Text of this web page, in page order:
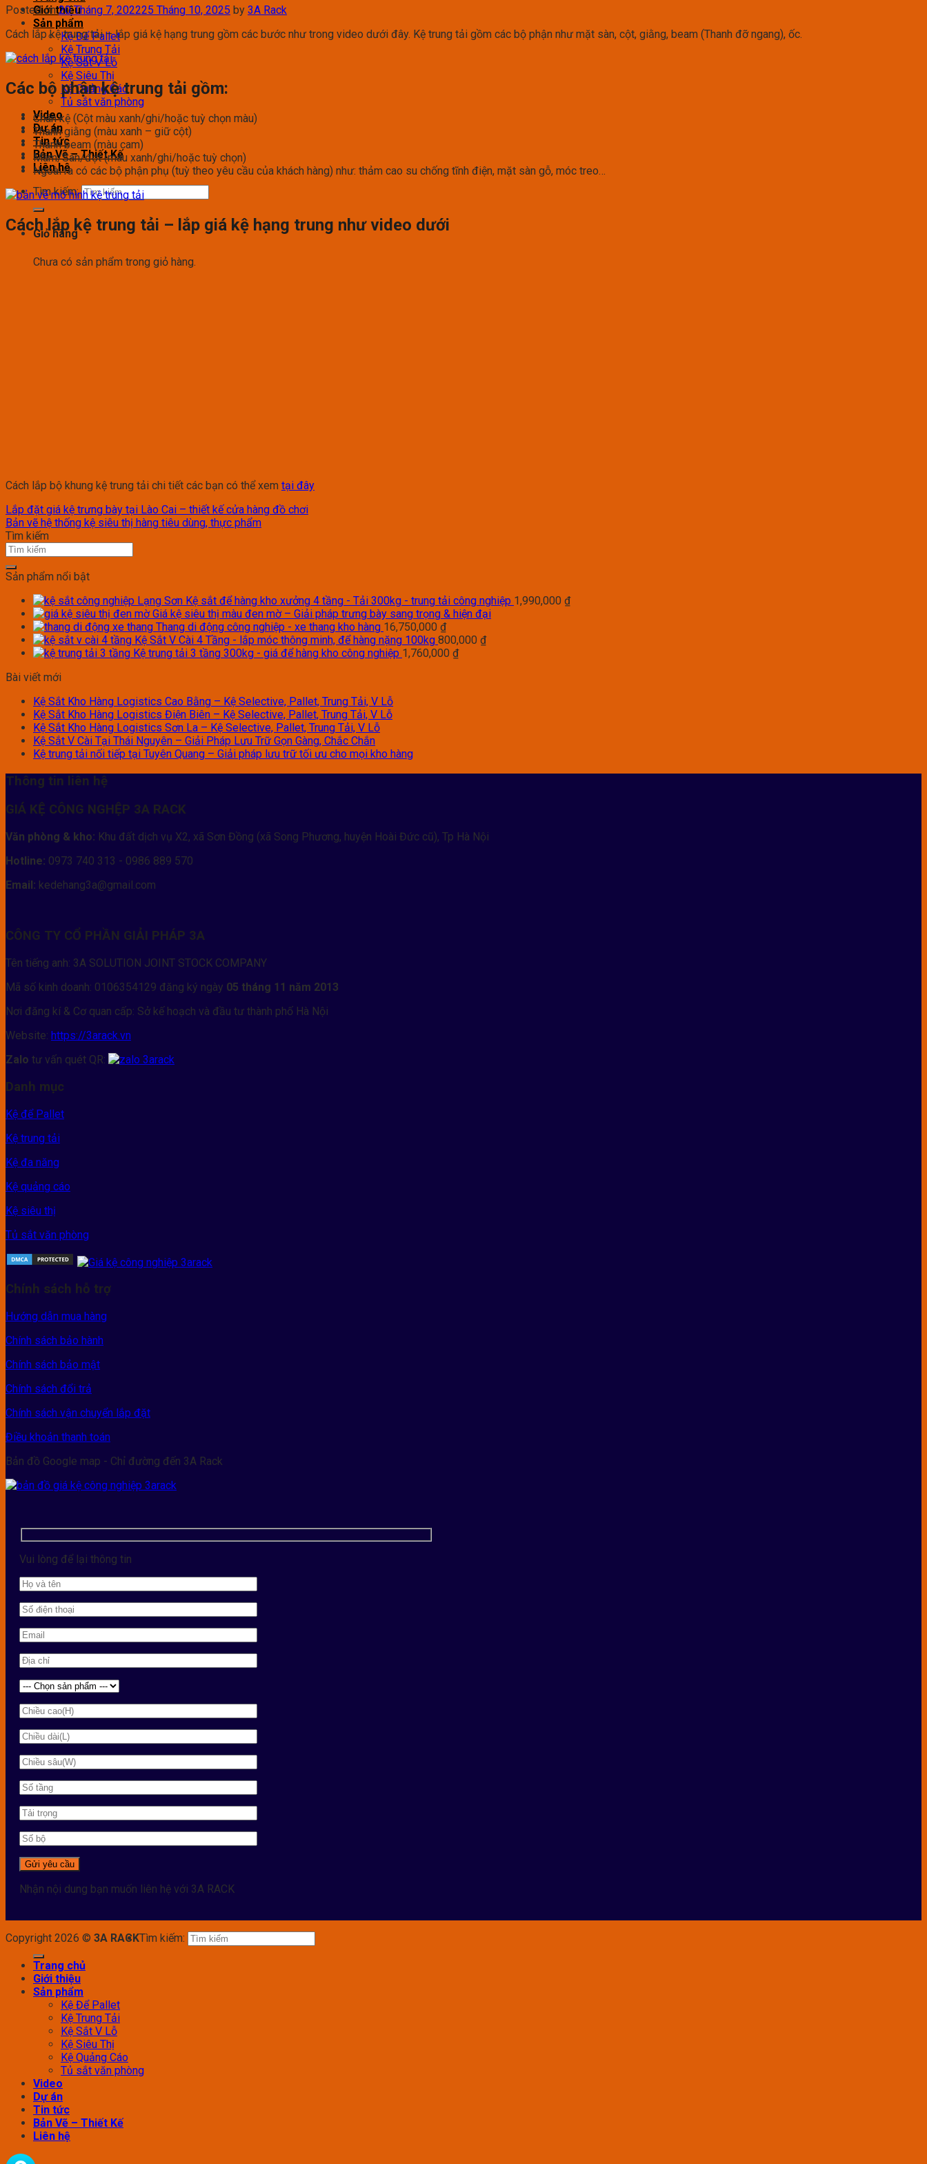
Giới thiệu
Sản phẩm
Kệ Để Pallet
Kệ Trung Tải
Kệ Sắt V Lỗ
Kệ Siêu Thị
Kệ Quảng Cáo
Tủ sắt văn phòng
Video
Dự án
Tin tức
Bản Vẽ – Thiết Kế
Liên hệ
Tìm kiếm:
Giỏ hàng
Chưa có sản phẩm trong giỏ hàng.
Posted on20 Tháng 7, 202225 Tháng 10, 2025 by 3A Rack
Cách lắp kệ trung tải – lắp giá kệ hạng trung gồm các bước như trong video dưới đây. Kệ trung tải gồm các bộ phận như mặt sàn, cột, giằng, beam (Thanh đỡ ngang), ốc.
Các bộ phận kệ trung tải gồm:
Chân kệ (Cột màu xanh/ghi/hoặc tuỳ chọn màu)
Thanh giằng (màu xanh – giữ cột)
Thanh beam (màu cam)
Mâm/Sàn/đợt (màu xanh/ghi/hoặc tuỳ chọn)
Ngoài ra có các bộ phận phụ (tuỳ theo yêu cầu của khách hàng) như: thảm cao su chống tĩnh điện, mặt sàn gỗ, móc treo…
Cách lắp kệ trung tải – lắp giá kệ hạng trung như video dưới
Cách lắp bộ khung kệ trung tải chi tiết các bạn có thể xem tại đây
Lắp đặt giá kệ trưng bày tại Lào Cai – thiết kế cửa hàng đồ chơi
Bản vẽ hệ thống kệ siêu thị hàng tiêu dùng, thực phẩm
Tìm kiếm
Sản phẩm nổi bật
Kệ sắt để hàng kho xưởng 4 tầng - Tải 300kg - trung tải công nghiệp 1,990,000 ₫
Giá kệ siêu thị màu đen mờ – Giải pháp trưng bày sang trọng & hiện đại
Thang di động công nghiệp - xe thang kho hàng 16,750,000 ₫
Kệ Sắt V Cài 4 Tầng - lắp móc thông minh, để hàng nặng 100kg 800,000 ₫
Kệ trung tải 3 tầng 300kg - giá để hàng kho công nghiệp 1,760,000 ₫
Bài viết mới
Kệ Sắt Kho Hàng Logistics Cao Bằng – Kệ Selective, Pallet, Trung Tải, V Lỗ
Kệ Sắt Kho Hàng Logistics Điện Biên – Kệ Selective, Pallet, Trung Tải, V Lỗ
Kệ Sắt Kho Hàng Logistics Sơn La – Kệ Selective, Pallet, Trung Tải, V Lỗ
Kệ Sắt V Cài Tại Thái Nguyên – Giải Pháp Lưu Trữ Gọn Gàng, Chắc Chắn
Kệ trung tải nối tiếp tại Tuyên Quang – Giải pháp lưu trữ tối ưu cho mọi kho hàng
Thông tin liên hệ
GIÁ KỆ CÔNG NGHỆP 3A RACK
Văn phòng & kho: Khu đất dịch vụ X2, xã Sơn Đồng (xã Song Phương, huyện Hoài Đức cũ), Tp Hà Nội
Hotline: 0973 740 313 - 0986 889 570
Email: kedehang3a@gmail.com
CÔNG TY CỔ PHẦN GIẢI PHÁP 3A
Tên tiếng anh: 3A SOLUTION JOINT STOCK COMPANY
Mã số kinh doanh: 0106354129 đăng ký ngày 05 tháng 11 năm 2013
Nơi đăng kí & Cơ quan cấp: Sở kế hoạch và đầu tư thành phố Hà Nội
Website: https://3arack.vn
Zalo tư vấn quét QR:
Danh mục
Kệ để Pallet
Kệ trung tải
Kệ đa năng
Kệ quảng cáo
Kệ siêu thị
Tủ sắt văn phòng
Chính sách hỗ trợ
Hướng dẫn mua hàng
Chính sách bảo hành
Chính sách bảo mật
Chính sách đổi trả
Chính sách vận chuyển lắp đặt
Điều khoản thanh toán
Bản đồ Google map - Chỉ đường đến 3A Rack
Vui lòng để lại thông tin
Nhận nội dung bạn muốn liên hệ với 3A RACK
Copyright 2026 © 3A RACKTìm kiếm:
Trang chủ
Giới thiệu
Sản phẩm
Kệ Để Pallet
Kệ Trung Tải
Kệ Sắt V Lỗ
Kệ Siêu Thị
Kệ Quảng Cáo
Tủ sắt văn phòng
Video
Dự án
Tin tức
Bản Vẽ – Thiết Kế
Liên hệ